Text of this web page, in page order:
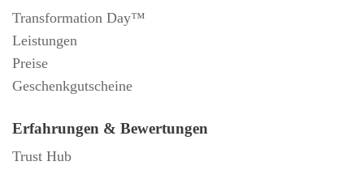
Transformation Day™
Leistungen
Preise
Geschenkgutscheine
Erfahrungen & Bewertungen
Trust Hub